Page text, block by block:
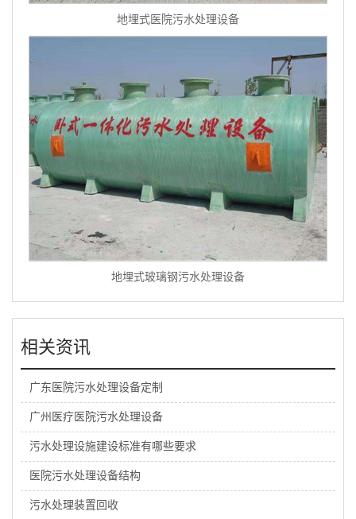
地埋式医院污水处理设备
地埋式玻璃钢污水处理设备
相关资讯
广东医院污水处理设备定制
广州医疗医院污水处理设备
污水处理设施建设标准有哪些要求
医院污水处理设备结构
污水处理装置回收